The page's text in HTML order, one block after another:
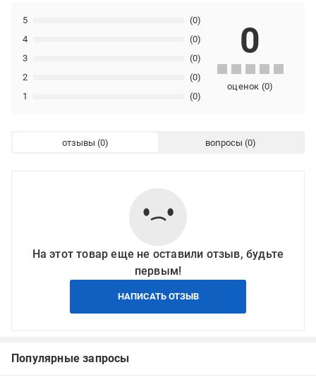
1 (0)
2 (0)
3 (0)
4 (0)
5 (0)
0
оценок (0)
отзывы вопросы
На этот товар еще не оставили отзыв, будьте
первым!
НАПИСАТЬ ОТЗЫВ
Популярные запросы